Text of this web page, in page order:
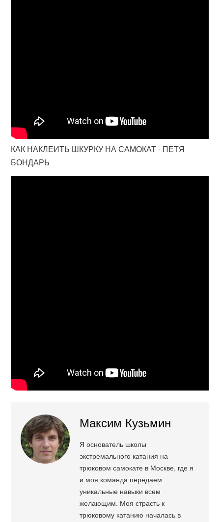
КАК НАКЛЕИТЬ ШКУРКУ НА САМОКАТ - ПЕТЯ
БОНДАРЬ
Максим Кузьмин
Я основатель школы
экстремального катания на
трюковом самокате в Москве, где я
и моя команда передаем
уникальные навыки всем
желающим. Моя страсть к
трюковому катанию началась в